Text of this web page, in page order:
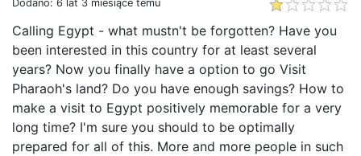
Dodano: 6 lat 3 miesiące temu
Calling Egypt - what mustn't be forgotten? Have you
been interested in this country for at least several
years? Now you finally have a option to go Visit
Pharaoh's land? Do you have enough savings? How to
make a visit to Egypt positively memorable for a very
long time? I'm sure you should to be optimally
prepared for all of this. More and more people in such